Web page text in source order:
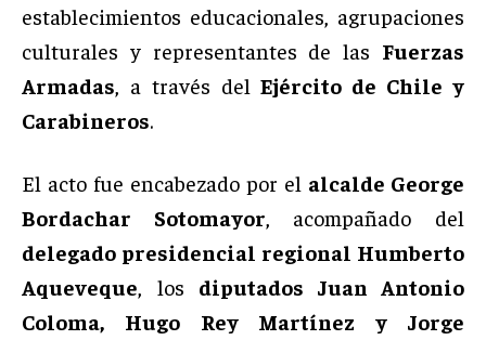
establecimientos educacionales, agrupaciones
culturales y representantes de las Fuerzas
Armadas , a través delEjército de Chile y
Carabineros.
El acto fue encabezado por el alcalde George
Bordachar Sotomayor , acompañado del
delegado presidencial regional Humberto
Aqueveque , los diputados Juan Antonio
Coloma, Hugo Rey Martínez y Jorge